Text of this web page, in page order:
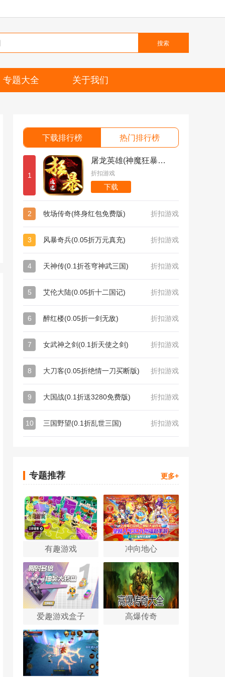
搜索
专题大全 关于我们
下载排行榜 热门排行榜
1
屠龙英雄(神魔狂暴攻速单职)
折扣游戏
下载
2 牧场传奇(终身红包免费版) 折扣游戏
3 风暴奇兵(0.05折万元真充) 折扣游戏
4 天神传(0.1折苍穹神武三国) 折扣游戏
5 艾伦大陆(0.05折十二国记) 折扣游戏
6 醉红楼(0.05折一剑无敌) 折扣游戏
7 女武神之剑(0.1折天使之剑) 折扣游戏
8 大刀客(0.05折绝情一刀买断版) 折扣游戏
9 大国战(0.1折送3280免费版) 折扣游戏
10 三国野望(0.1折乱世三国) 折扣游戏
专题推荐 更多+
有趣游戏 冲向地心
爱趣游戏盒子 高爆传奇